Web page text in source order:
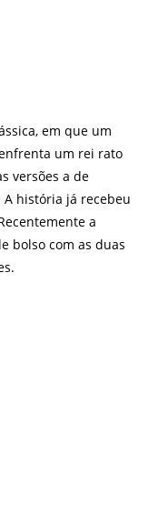
em que um
um rei rato
versões a de
A história já recebeu
a
bolso com as duas